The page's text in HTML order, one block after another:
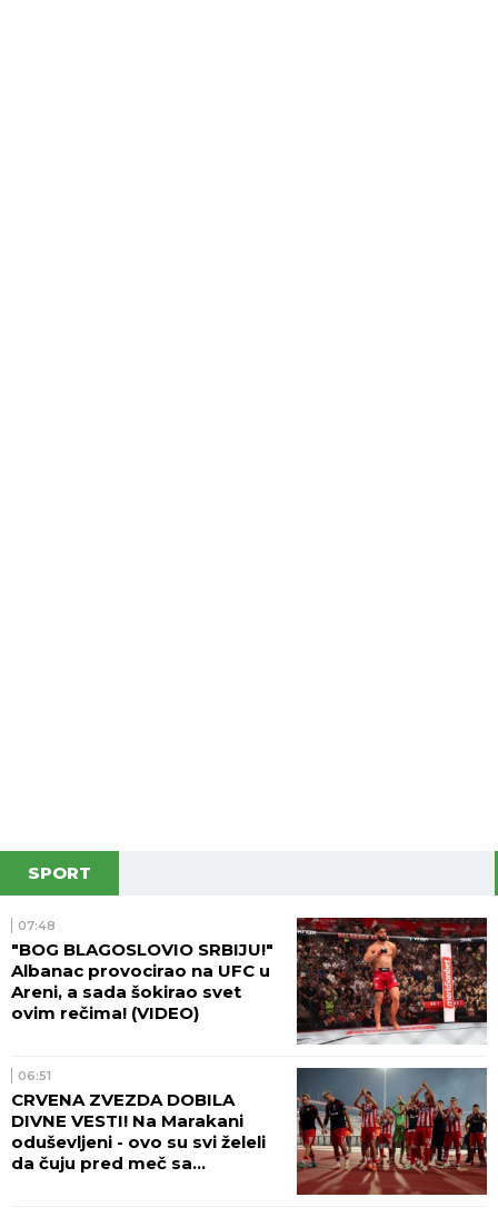
SPORT
07:48
"BOG BLAGOSLOVIO SRBIJU!"
Albanac provocirao na UFC u
Areni, a sada šokirao svet
ovim rečima! (VIDEO)
06:51
CRVENA ZVEZDA DOBILA
DIVNE VESTI! Na Marakani
oduševljeni - ovo su svi želeli
da čuju pred meč sa